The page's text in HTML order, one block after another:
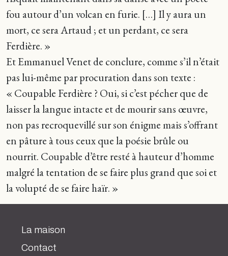
fou autour d’un volcan en furie. […] Il y aura un
mort, ce sera Artaud ; et un perdant, ce sera
Ferdière. »
Et Emmanuel Venet de conclure, comme s’il n’était
pas lui-même par procuration dans son texte :
« Coupable Ferdière ? Oui, si c’est pécher que de
laisser la langue intacte et de mourir sans œuvre,
non pas recroquevillé sur son énigme mais s’offrant
en pâture à tous ceux que la poésie brûle ou
nourrit. Coupable d’être resté à hauteur d’homme
malgré la tentation de se faire plus grand que soi et
la volupté de se faire haïr. »
La maison
Contact